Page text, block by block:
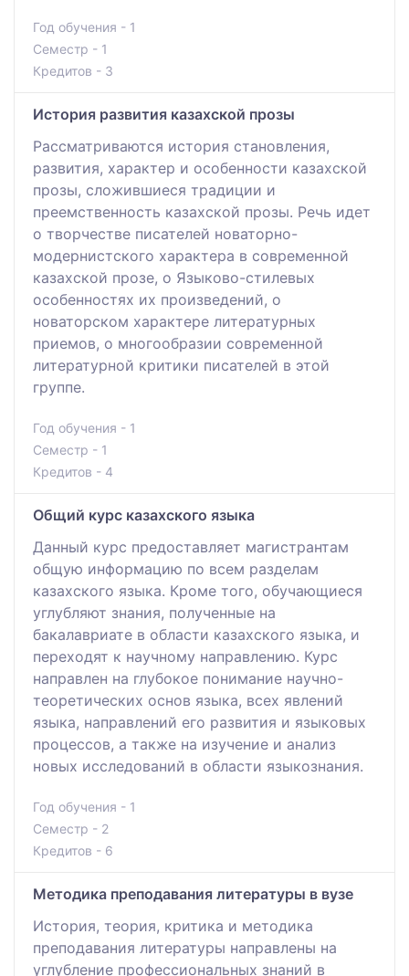
Год обучения - 1
Семестр - 1
Кредитов - 3
История развития казахской прозы
Рассматриваются история становления,
развития, характер и особенности казахской
прозы, сложившиеся традиции и
преемственность казахской прозы. Речь идет
о творчестве писателей новаторно-
модернистского характера в современной
казахской прозе, о Языково-стилевых
особенностях их произведений, о
новаторском характере литературных
приемов, о многообразии современной
литературной критики писателей в этой
группе.
Год обучения - 1
Семестр - 1
Кредитов - 4
Общий курс казахского языка
Данный курс предоставляет магистрантам
общую информацию по всем разделам
казахского языка. Кроме того, обучающиеся
углубляют знания, полученные на
бакалавриате в области казахского языка, и
переходят к научному направлению. Курс
направлен на глубокое понимание научно-
теоретических основ языка, всех явлений
языка, направлений его развития и языковых
процессов, а также на изучение и анализ
новых исследований в области языкознания.
Год обучения - 1
Семестр - 2
Кредитов - 6
Методика преподавания литературы в вузе
История, теория, критика и методика
преподавания литературы направлены на
углубление профессиональных знаний в